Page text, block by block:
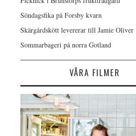
Söndagsfika på Forsby kvarn
Skärgårdskött levererar till Jamie Oliver
Sommarbageri på norra Gotland
VÅRA FILMER